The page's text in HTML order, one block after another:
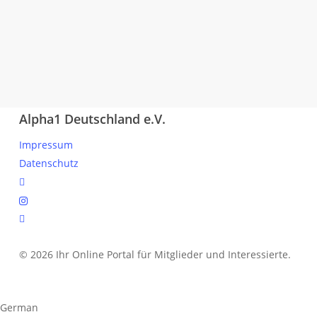
Alpha1 Deutschland e.V.
Impressum
Datenschutz
linkedin
instagram
spotify
© 2026 Ihr Online Portal für Mitglieder und Interessierte.
German